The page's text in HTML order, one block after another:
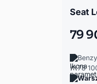
Seat
79
78